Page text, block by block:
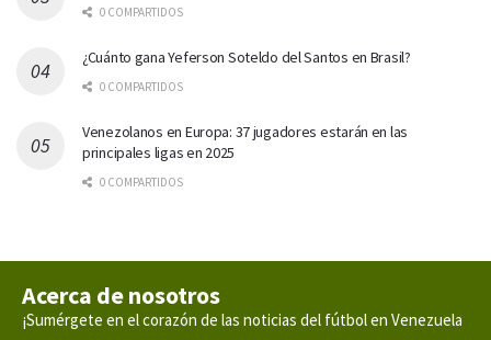
0 COMPARTIDOS
¿Cuánto gana Yeferson Soteldo del Santos en Brasil?
0 COMPARTIDOS
Venezolanos en Europa: 37 jugadores estarán en las
principales ligas en 2025
0 COMPARTIDOS
Acerca de nosotros
¡Sumérgete en el corazón de las noticias del fútbol en Venezuela